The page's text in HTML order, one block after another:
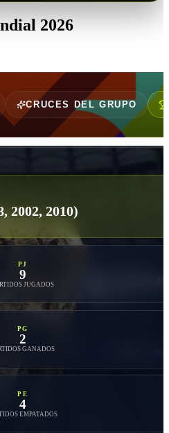
2026
CRUCES DEL GRUPO
2002, 2010)
PJ
9
JUGADOS
PG
2
GANADOS
PE
4
EMPATADOS